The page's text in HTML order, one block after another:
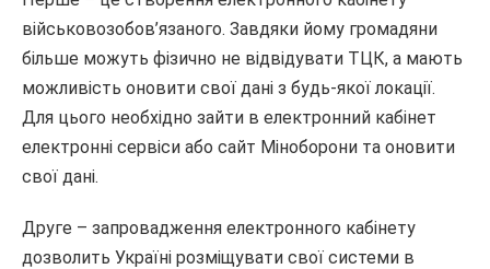
військовозобов’язаного. Завдяки йому громадяни
більше можуть фізично не відвідувати ТЦК, а мають
можливість оновити свої дані з будь-якої локації.
Для цього необхідно зайти в електронний кабінет
електронні сервіси або сайт Міноборони та оновити
свої дані.
Друге – запровадження електронного кабінету
дозволить Україні розміщувати свої системи в